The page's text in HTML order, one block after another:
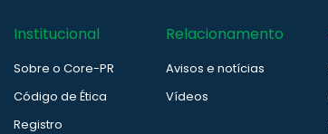
Institucional
Sobre o Core-PR
Código de Ética
Registro
Relacionamento
Avisos e notícias
Vídeos